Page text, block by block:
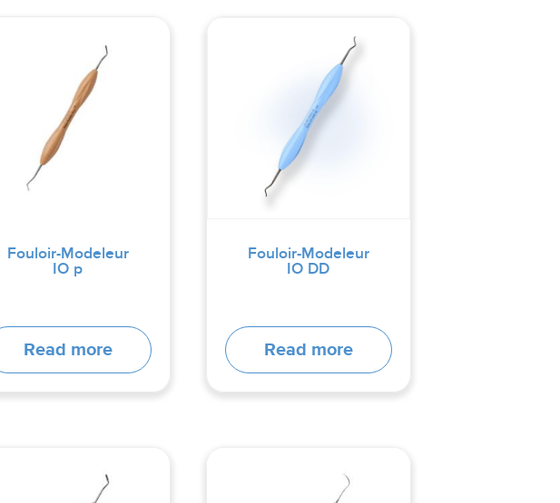
Fouloir-Modeleur
IO p
Read more
Fouloir-Modeleur
IO DD
Read more